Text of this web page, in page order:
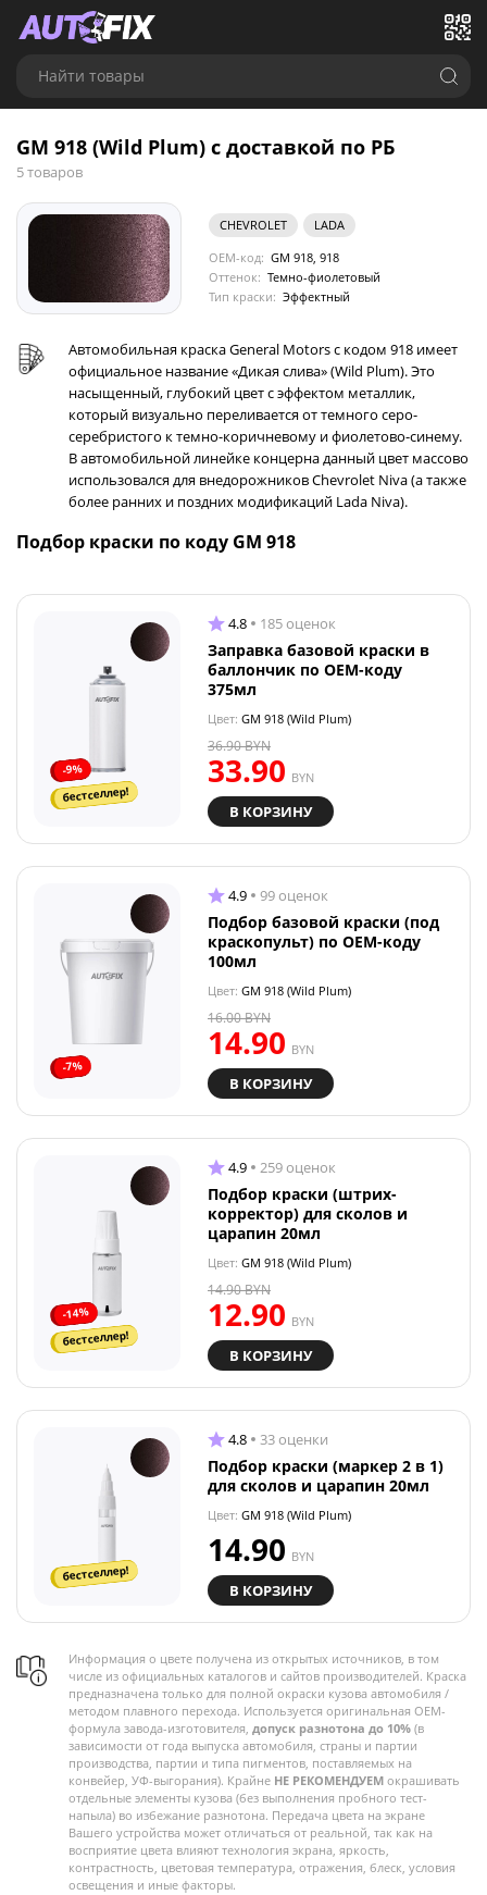
Найти товары
GM 918 (Wild Plum) с доставкой по РБ
5 товаров
CHEVROLET
LADA
OEM-код: GM 918, 918
Оттенок: Темно-фиолетовый
Тип краски: Эффектный
Автомобильная краска General Motors с кодом 918 имеет
официальное название «Дикая слива» (Wild Plum). Это
насыщенный, глубокий цвет с эффектом металлик,
который визуально переливается от темного серо-
серебристого к темно-коричневому и фиолетово-синему.
В автомобильной линейке концерна данный цвет массово
использовался для внедорожников Chevrolet Niva (а также
более ранних и поздних модификаций Lada Niva).
Подбор краски по коду GM 918
-9%
бестселлер!
4.8 185 оценок
Заправка базовой краски в
баллончик по OEM-коду
375мл
Цвет: GM 918 (Wild Plum)
33.90 BYN
36.90BYN
В КОРЗИНУ
-7%
4.9 99 оценок
Подбор базовой краски (под
краскопульт) по OEM-коду
100мл
Цвет: GM 918 (Wild Plum)
14.90 BYN
16.00BYN
В КОРЗИНУ
-14%
бестселлер!
4.9 259 оценок
Подбор краски (штрих-
корректор) для сколов и
царапин 20мл
Цвет: GM 918 (Wild Plum)
12.90 BYN
14.90BYN
В КОРЗИНУ
бестселлер!
4.8 33 оценки
Подбор краски (маркер 2 в 1)
для сколов и царапин 20мл
Цвет: GM 918 (Wild Plum)
14.90 BYN
В КОРЗИНУ
Информация о цвете получена из открытых источников, в том
числе из официальных каталогов и сайтов производителей. Краска
предназначена только для полной окраски кузова автомобиля /
методом плавного перехода. Используется оригинальная OEM-
формула завода-изготовителя, допуск разнотона до 10% (в
зависимости от года выпуска автомобиля, страны и партии
производства, партии и типа пигментов, поставляемых на
конвейер, УФ-выгорания). Крайне НЕ РЕКОМЕНДУЕМ окрашивать
отдельные элементы кузова (без выполнения пробного тест-
напыла) во избежание разнотона. Передача цвета на экране
Вашего устройства может отличаться от реальной, так как на
восприятие цвета влияют технология экрана, яркость,
контрастность, цветовая температура, отражения, блеск, условия
освещения и иные факторы.